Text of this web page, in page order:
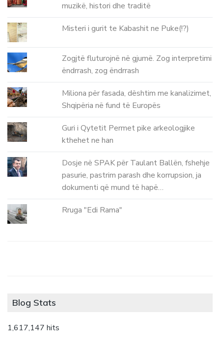
muzikë, histori dhe traditë
Misteri i gurit te Kabashit ne Puke(!?)
Zogjtë fluturojnë në gjumë. Zog interpretimi
ëndrrash, zog ëndrrash
Miliona për fasada, dështim me kanalizimet,
Shqipëria në fund të Europës
Guri i Qytetit Permet pike arkeologjike
kthehet ne han
Dosje në SPAK për Taulant Ballën, fshehje
pasurie, pastrim parash dhe korrupsion, ja
dokumenti që mund të hapë…
Rruga "Edi Rama"
Blog Stats
1,617,147 hits